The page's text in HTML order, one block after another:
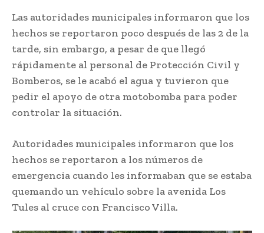
Las autoridades municipales informaron que los
hechos se reportaron poco después de las 2 de la
tarde, sin embargo, a pesar de que llegó
rápidamente al personal de Protección Civil y
Bomberos, se le acabó el agua y tuvieron que
pedir el apoyo de otra motobomba para poder
controlar la situación.
Autoridades municipales informaron que los
hechos se reportaron a los números de
emergencia cuando les informaban que se estaba
quemando un vehículo sobre la avenida Los
Tules al cruce con Francisco Villa.